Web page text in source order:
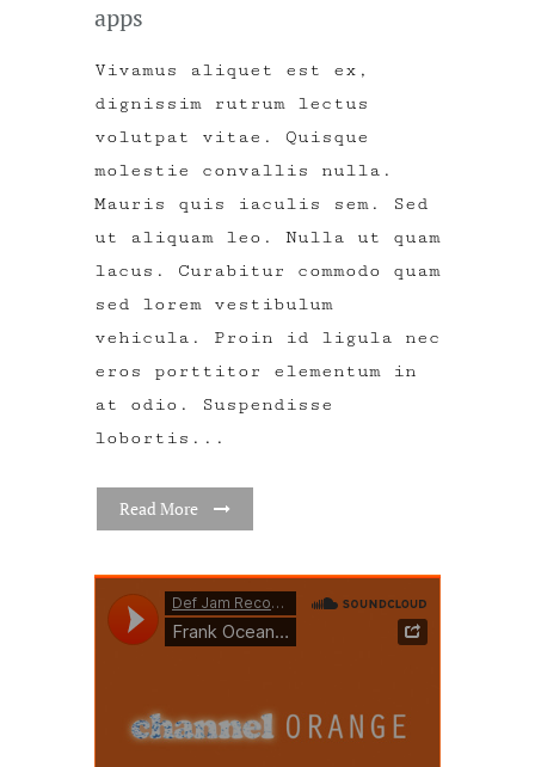
apps
Vivamus aliquet est ex,
dignissim rutrum lectus
volutpat vitae. Quisque
molestie convallis nulla.
Mauris quis iaculis sem. Sed
ut aliquam leo. Nulla ut quam
lacus. Curabitur commodo quam
sed lorem vestibulum
vehicula. Proin id ligula nec
eros porttitor elementum in
at odio. Suspendisse
lobortis...
Read More